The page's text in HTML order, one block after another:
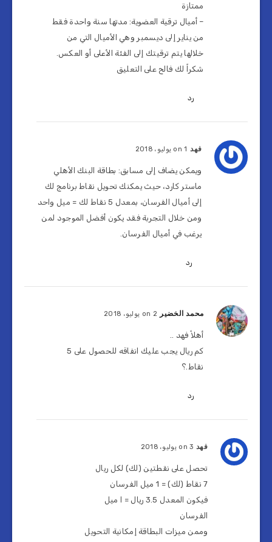
ممتازة
– أميال ترقية العضوية: مدتها سنة واحدة فقط
من يناير إلى ديسمبر وهي الأميال التي من
خلالها يتم ترقيتك إلى الفئة الأعلى أو العكس.
شكراً لك فالح على التعليق
رد
فهد on 1 يوليو، 2018
ويمكن يضاف إلى مسابق: بطاقة البنك الأهلي
ماستر كارد، حيث يمكنك تحويل نقاط برنامج لك
إلى أميال الفرسان، بمعدل 5 نقاط لك = ميل واحد
ومن خلال التجربة فقد يكون أفضل الموجود لمن
يرغب في أميال الفرسان.
رد
محمد الخضير on 2 يوليو، 2018
أهلاً فهد ..
كم ريال يجب عليك انفاقه للحصول على 5
نقاط.؟
رد
فهد on 3 يوليو، 2018
تحصل على نقطتين (لك) لكل ريال
7 نقاط (لك) = 1 ميل الفرسان
فيكون المعدل 3.5 ريال = ا ميل
الفرسان
وممن ميزات البطاقة إمكانية التحويل